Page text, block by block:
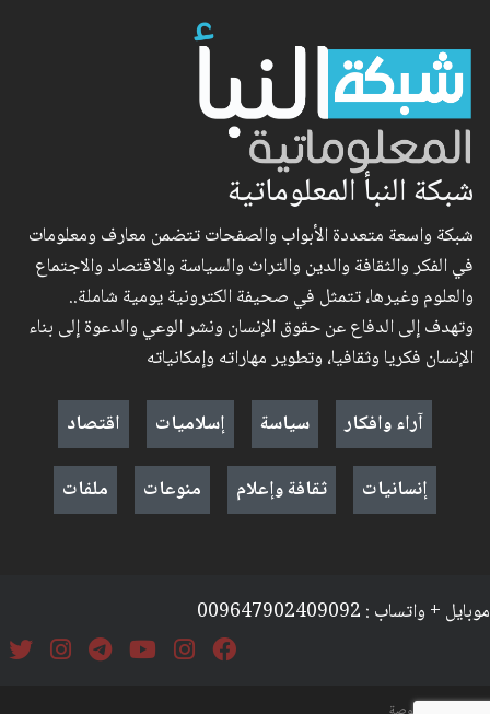
شبكة النبأ المعلوماتية
شبكة واسعة متعددة الأبواب والصفحات تتضمن معارف ومعلومات
في الفكر والثقافة والدين والتراث والسياسة والاقتصاد والاجتماع
والعلوم وغيرها، تتمثل في صحيفة الكترونية يومية شاملة..
وتهدف إلى الدفاع عن حقوق الإنسان ونشر الوعي والدعوة إلى بناء
الإنسان فكريا وثقافيا، وتطوير مهاراته وإمكانياته
آراء وافكار
سياسة إسلاميات
اقتصاد
إنسانيات
ثقافة وإعلام منوعات ملفات
موبايل + واتساب : 009647902409092